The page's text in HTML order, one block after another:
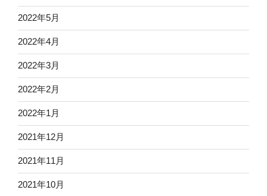
2022年5月
2022年4月
2022年3月
2022年2月
2022年1月
2021年12月
2021年11月
2021年10月